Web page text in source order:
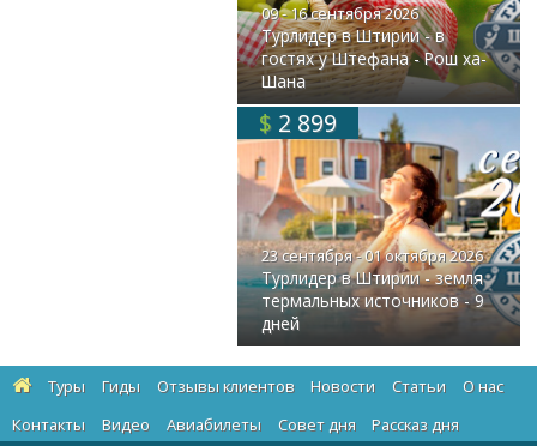
09 - 16 сентября 2026
Турлидер в Штирии - в
гостях у Штефана - Рош ха-
Шана
$ 2 899
23 сентября - 01 октября 2026
Турлидер в Штирии - земля
термальных источников - 9
дней
Туры Гиды Отзывы клиентов Новости Статьи
О нас
Контакты
Видео Авиабилеты Cовет дня Рассказ дня